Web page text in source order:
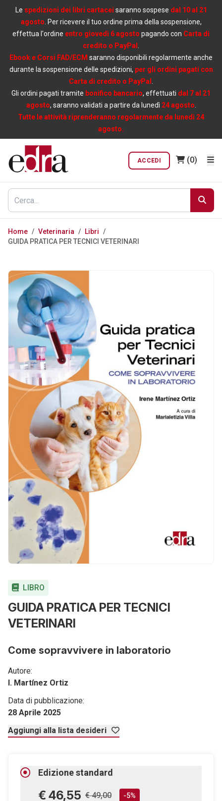
Le spedizioni dei libri cartacei saranno sospese dal 10 al 21
agosto . Per ricevere il tuo ordine prima della sospensione,
effettua l'ordine entro giovedì 6 agosto pagando con Carta di
credito o PayPal
Ebook e Corsi FAD/ECM saranno disponibili regolarmente anche
durante la sospensione delle spedizioni, per gli ordini pagati con
Carta di credito o PayPal
Gli ordini pagati tramite bonifico bancario, effettuati dal 7 al 21
agosto, saranno validati a partire da lunedì 24 agosto
Tutte le attività riprenderanno regolarmente da lunedì 24
agosto.
ACCEDI (0)
Home / Veterinaria / Libri /
GUIDA PRATICA PER TECNICI VETERINARI
LIBRO
GUIDA PRATICA PER TECNICI
VETERINARI
Come sopravvivere in laboratorio
Autore:
I. Martínez Ortiz
Data di pubblicazione:
28 Aprile 2025
Aggiungi alla lista desideri
Edizione standard
€ 46,55 € 49,00 -5%